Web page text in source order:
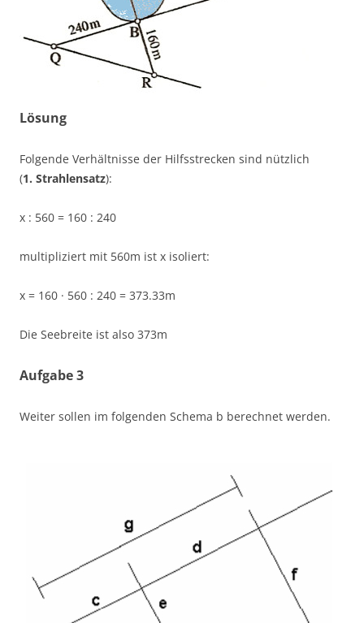
Lösung
Folgende Verhältnisse der Hilfsstrecken sind nützlich
(1. Strahlensatz):
x : 560 = 160 : 240
multipliziert mit 560m ist x isoliert:
x = 160 · 560 : 240 = 373.33m
Die Seebreite ist also 373m
Aufgabe 3
Weiter sollen im folgenden Schema b berechnet werden.